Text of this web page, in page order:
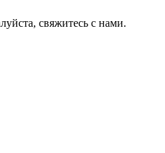
свяжитесь с нами.